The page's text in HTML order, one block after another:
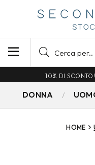
SPEDIZIONE
DONNA
HOME